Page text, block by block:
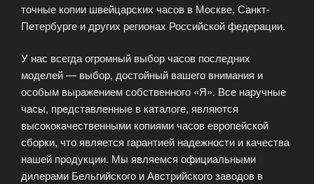
точные копии швейцарских часов в Москве, Санкт-
Петербурге и других регионах Российской федерации.
У нас всегда огромный выбор часов последних
моделей — выбор, достойный вашего внимания и
особым выражением собственного «Я». Все наручные
часы, представленные в каталоге, являются
высококачественными копиями часов европейской
сборки, что является гарантией надежности и качества
нашей продукции. Мы являемся официальными
дилерами Бельгийского и Австрийского заводов в